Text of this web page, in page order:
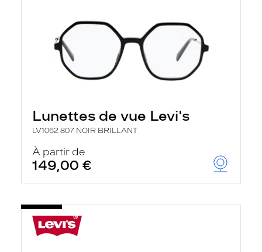
Lunettes de vue Levi's
LV1062 807 NOIR BRILLANT
À partir de
149,00 €